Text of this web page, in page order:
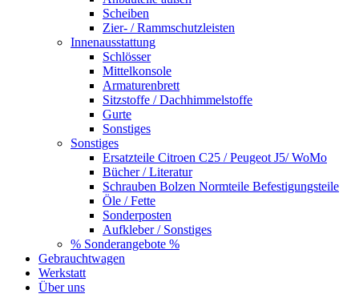
Scheiben
Zier- / Rammschutzleisten
Innenausstattung
Schlösser
Mittelkonsole
Armaturenbrett
Sitzstoffe / Dachhimmelstoffe
Gurte
Sonstiges
Sonstiges
Ersatzteile Citroen C25 / Peugeot J5/ WoMo
Bücher / Literatur
Schrauben Bolzen Normteile Befestigungsteile
Öle / Fette
Sonderposten
Aufkleber / Sonstiges
% Sonderangebote %
Gebrauchtwagen
Werkstatt
Über uns